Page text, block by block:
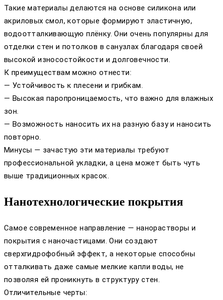
Такие материалы делаются на основе силикона или
акриловых смол, которые формируют эластичную,
водоотталкивающую плёнку. Они очень популярны для
отделки стен и потолков в санузлах благодаря своей
высокой износостойкости и долговечности.
К преимуществам можно отнести:
— Устойчивость к плесени и грибкам.
— Высокая паропроницаемость, что важно для влажных
зон.
— Возможность наносить их на разную базу и наносить
повторно.
Минусы — зачастую эти материалы требуют
профессиональной укладки, а цена может быть чуть
выше традиционных красок.
Нанотехнологические покрытия
Самое современное направление — нанорастворы и
покрытия с наночастицами. Они создают
сверхгидрофобный эффект, а некоторые способны
отталкивать даже самые мелкие капли воды, не
позволяя ей проникнуть в структуру стен.
Отличительные черты: